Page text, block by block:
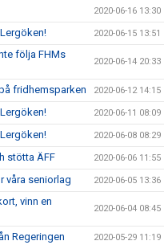
2020-06-16 13:30
2020-06-15 13:51
följa FHMs
2020-06-14 20:33
fridhemsparken 2020-06-12 14:15
2020-06-11 08:09
2020-06-08 08:29
stötta ÄFF 2020-06-06 11:55
våra seniorlag 2020-06-05 13:36
vinn en
2020-06-04 08:45
Regeringen 2020-05-29 11:19